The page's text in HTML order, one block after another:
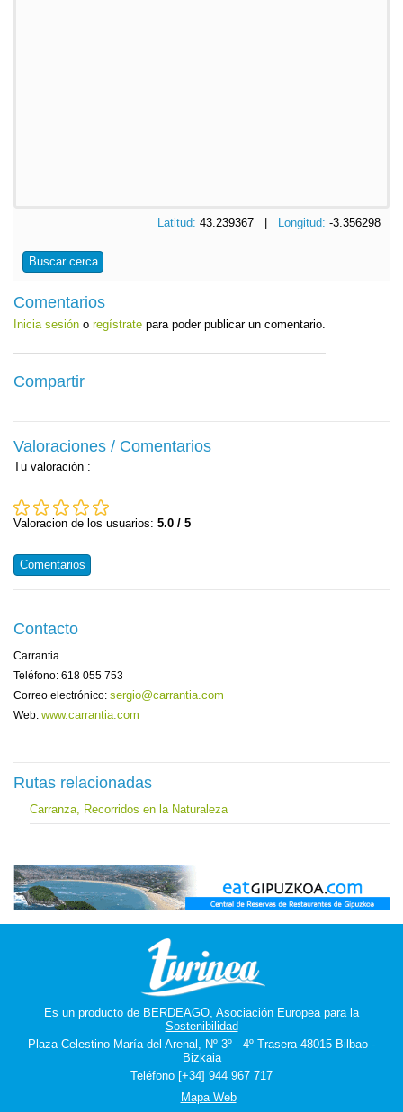
Latitud: 43.239367 | Longitud: -3.356298
Buscar cerca
Comentarios
Inicia sesión o regístrate para poder publicar un comentario.
Compartir
Valoraciones / Comentarios
Tu valoración :
Valoracion de los usuarios: 5.0 / 5
Comentarios
Contacto
Carrantia
Teléfono: 618 055 753
Correo electrónico: sergio@carrantia.com
Web: www.carrantia.com
Rutas relacionadas
Carranza, Recorridos en la Naturaleza
Es un producto de BERDEAGO, Asociación Europea para la
Sostenibilidad
Plaza Celestino María del Arenal, Nº 3º - 4º Trasera 48015 Bilbao -
Bizkaia
Teléfono [+34] 944 967 717
Mapa Web